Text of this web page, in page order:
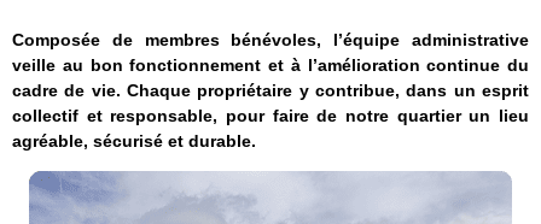
Composée de membres bénévoles, l’équipe administrative
veille au bon fonctionnement et à l’amélioration continue du
cadre de vie. Chaque propriétaire y contribue, dans un esprit
collectif et responsable, pour faire de notre quartier un lieu
agréable, sécurisé et durable.